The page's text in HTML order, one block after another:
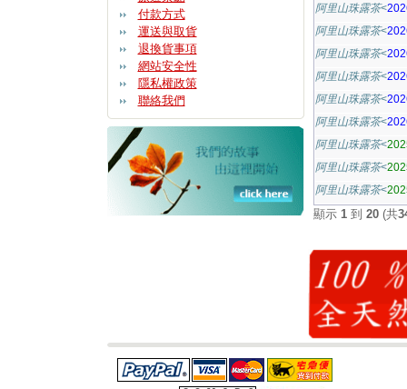
付款方式
運送與取貨
退換貨事項
網站安全性
隱私權政策
聯絡我們
阿里山珠露茶<
阿里山珠露茶<
阿里山珠露茶<
阿里山珠露茶<
阿里山珠露茶<
阿里山珠露茶<
阿里山珠露茶<
阿里山珠露茶<
阿里山珠露茶<
顯示 1到 20(共